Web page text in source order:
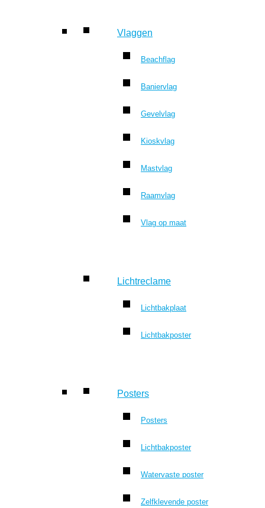
Vlaggen
Beachflag
Baniervlag
Gevelvlag
Kioskvlag
Mastvlag
Raamvlag
Vlag op maat
Lichtreclame
Lichtbakplaat
Lichtbakposter
Posters
Posters
Lichtbakposter
Watervaste poster
Zelfklevende poster